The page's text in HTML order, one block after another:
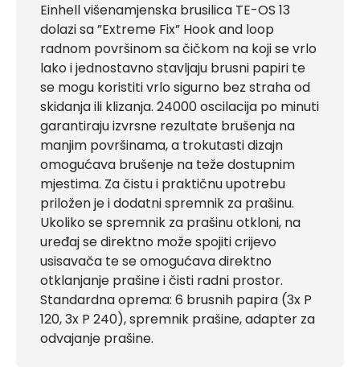
Einhell višenamjenska brusilica TE-OS 13
dolazi sa ”Extreme Fix” Hook and loop
radnom površinom sa čičkom na koji se vrlo
lako i jednostavno stavljaju brusni papiri te
se mogu koristiti vrlo sigurno bez straha od
skidanja ili klizanja. 24000 oscilacija po minuti
garantiraju izvrsne rezultate brušenja na
manjim površinama, a trokutasti dizajn
omogućava brušenje na teže dostupnim
mjestima. Za čistu i praktičnu upotrebu
priložen je i dodatni spremnik za prašinu.
Ukoliko se spremnik za prašinu otkloni, na
uređaj se direktno može spojiti crijevo
usisavača te se omogućava direktno
otklanjanje prašine i čisti radni prostor.
Standardna oprema: 6 brusnih papira (3x P
120, 3x P 240), spremnik prašine, adapter za
odvajanje prašine.